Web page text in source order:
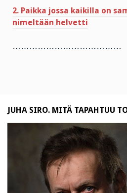
2. Paikka jossa kaikilla on
nimeltään helvetti
…………………………………
JUHA SIRO. MITÄ TAPAHTUU